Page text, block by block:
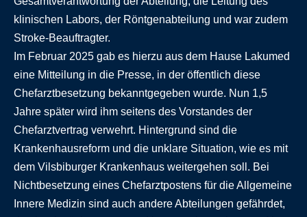
klinischen Labors, der Röntgenabteilung und war zudem
Stroke-Beauftragter.
Im Februar 2025 gab es hierzu aus dem Hause Lakumed
eine Mitteilung in die Presse, in der öffentlich diese
Chefarztbesetzung bekanntgegeben wurde. Nun 1,5
Jahre später wird ihm seitens des Vorstandes der
Chefarztvertrag verwehrt. Hintergrund sind die
Krankenhausreform und die unklare Situation, wie es mit
dem Vilsbiburger Krankenhaus weitergehen soll. Bei
Nichtbesetzung eines Chefarztpostens für die Allgemeine
Innere Medizin sind auch andere Abteilungen gefährdet,